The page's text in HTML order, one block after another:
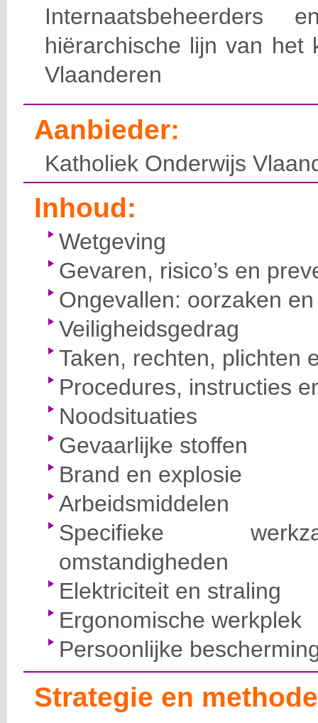
hiërarchische lijn van het
Vlaanderen
Aanbieder:
Katholiek Onderwijs
Inhoud:
Wetgeving
Gevaren, risico’s en
Ongevallen: oorzaken
Veiligheidsgedrag
Taken, rechten, plichten
Procedures, instructies
Noodsituaties
Gevaarlijke stoffen
Brand en explosie
Arbeidsmiddelen
Specifieke
omstandigheden
Elektriciteit en straling
Ergonomische werkplek
Persoonlijke
Strategie en